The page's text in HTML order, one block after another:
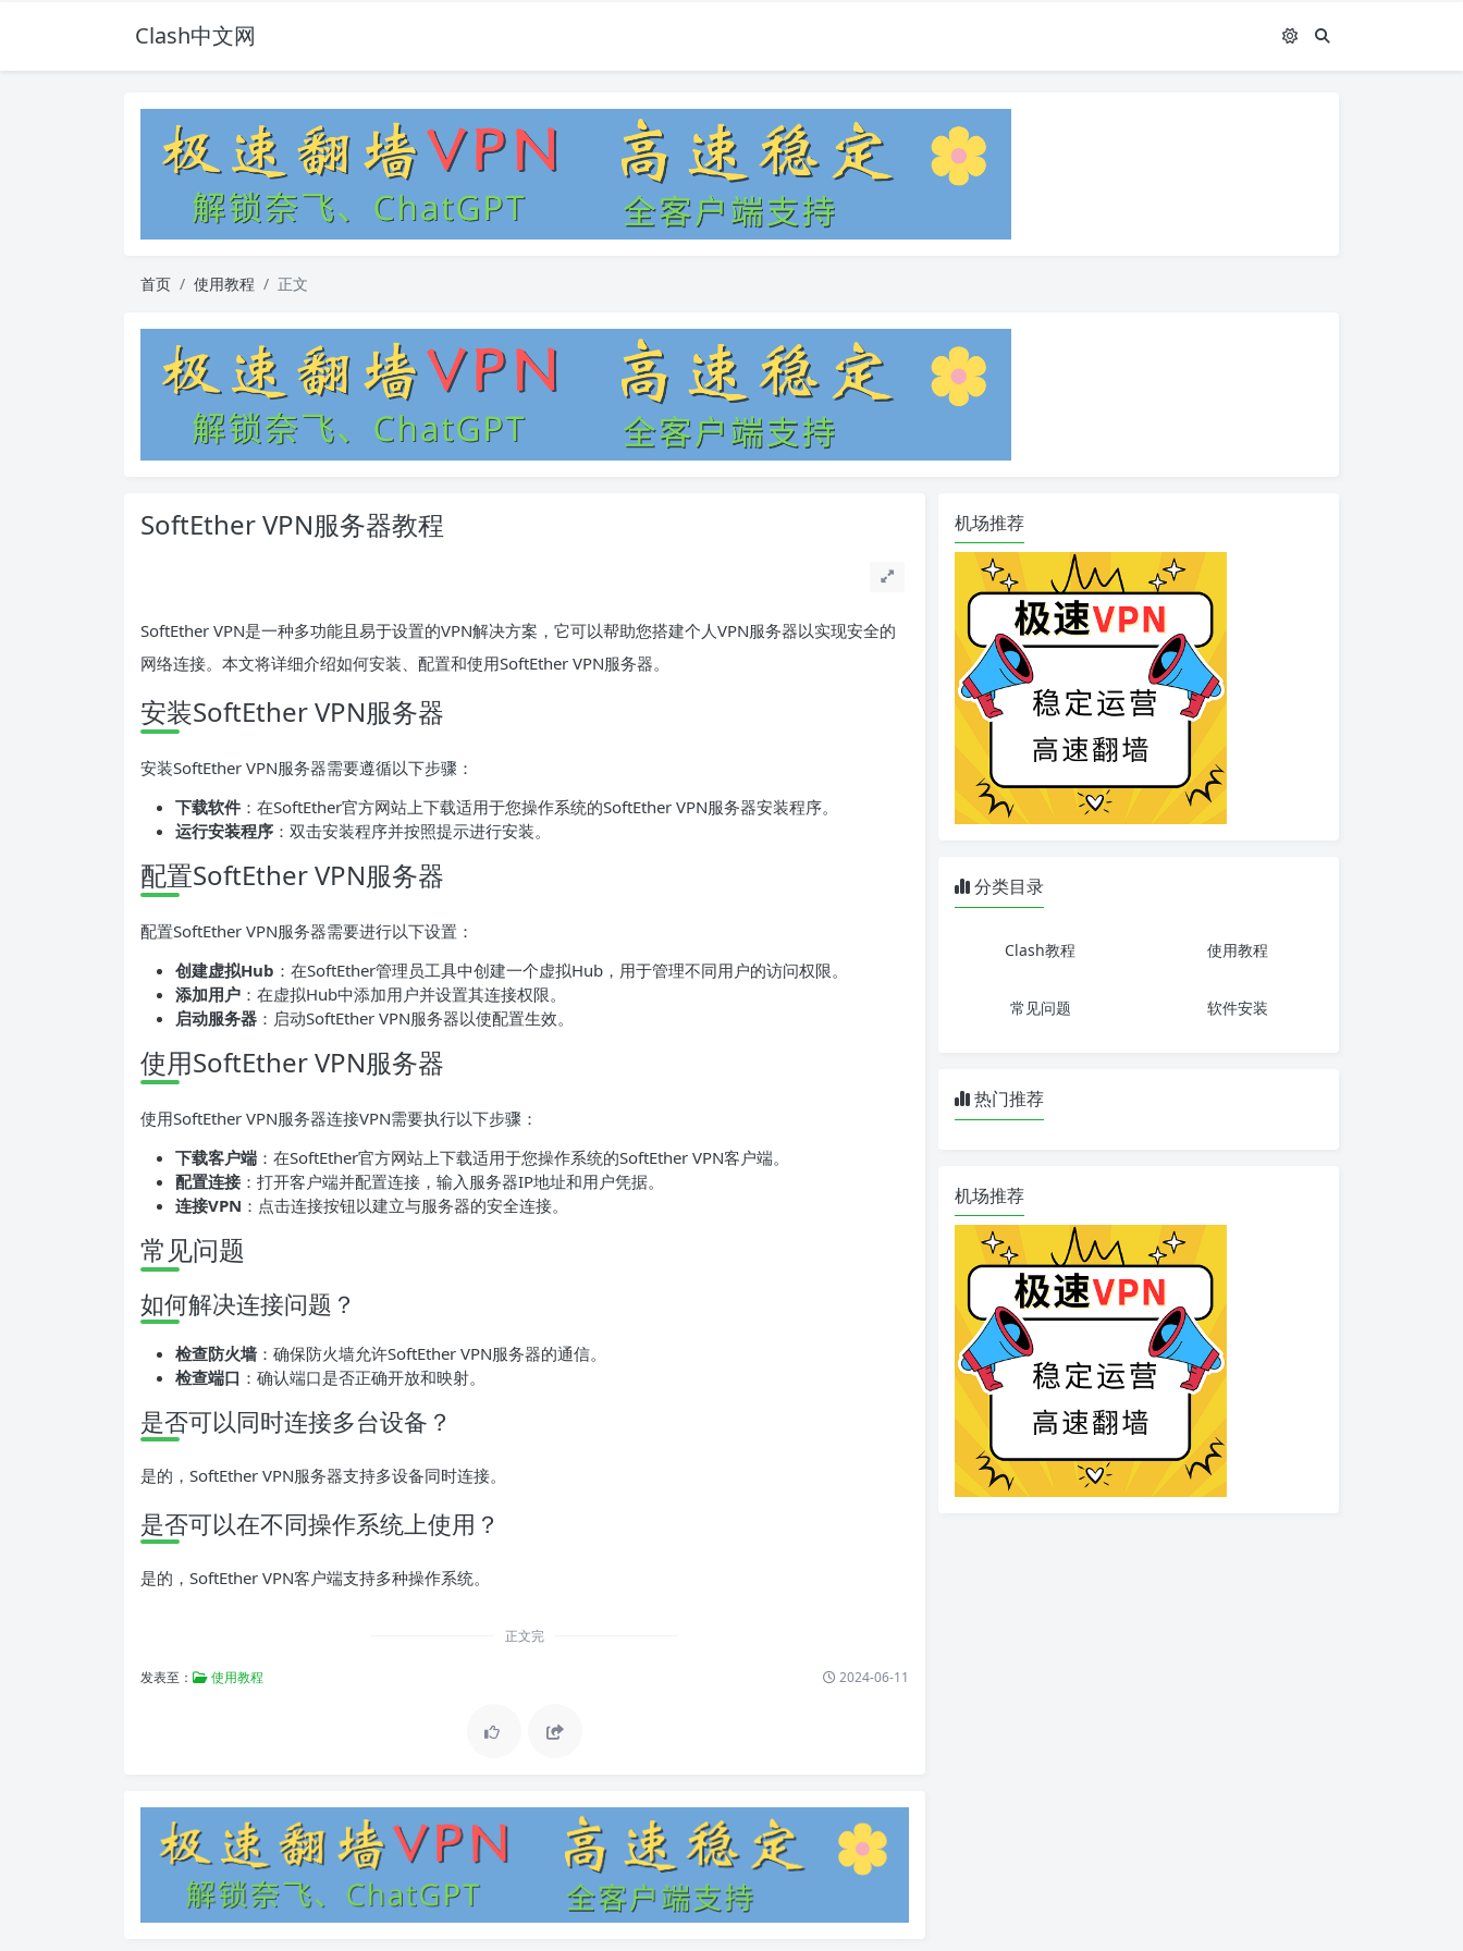
Clash中文网
首页 使用教程 正文
SoftEther VPN服务器教程
SoftEther VPN是一种多功能且易于设置的VPN解决方案，它可以帮助您搭建个人VPN服务器以实现安全的
网络连接。本文将详细介绍如何安装、配置和使用SoftEther VPN服务器。
安装SoftEther VPN服务器
安装SoftEther VPN服务器需要遵循以下步骤：
下载软件 ：在SoftEther官方网站上下载适用于您操作系统的SoftEther VPN服务器安装程序。
运行安装程序 ：双击安装程序并按照提示进行安装。
配置SoftEther VPN服务器
配置SoftEther VPN服务器需要进行以下设置：
创建虚拟Hub ：在SoftEther管理员工具中创建一个虚拟Hub，用于管理不同用户的访问权限。
添加用户 ：在虚拟Hub中添加用户并设置其连接权限。
启动服务器 ：启动SoftEther VPN服务器以使配置生效。
使用SoftEther VPN服务器
使用SoftEther VPN服务器连接VPN需要执行以下步骤：
下载客户端 ：在SoftEther官方网站上下载适用于您操作系统的SoftEther VPN客户端。
配置连接 ：打开客户端并配置连接，输入服务器IP地址和用户凭据。
连接VPN ：点击连接按钮以建立与服务器的安全连接。
常见问题
如何解决连接问题？
检查防火墙：确保防火墙允许SoftEther VPN服务器的通信。
检查端口 ：确认端口是否正确开放和映射。
是否可以同时连接多台设备？
是的，SoftEther VPN服务器支持多设备同时连接。
是否可以在不同操作系统上使用？
是的，SoftEther VPN客户端支持多种操作系统。
正文完
发表至： 使用教程 2024-06-11
机场推荐
分类目录
Clash教程 使用教程
常见问题 软件安装
热门推荐
机场推荐